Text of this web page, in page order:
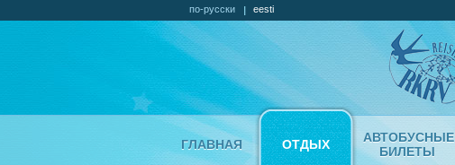
по-русски eesti
ГЛАВНАЯ ОТДЫХ
АВТОБУСНЫЕ
БИЛЕТЫ